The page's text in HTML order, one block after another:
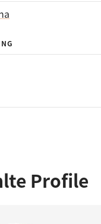
Profile